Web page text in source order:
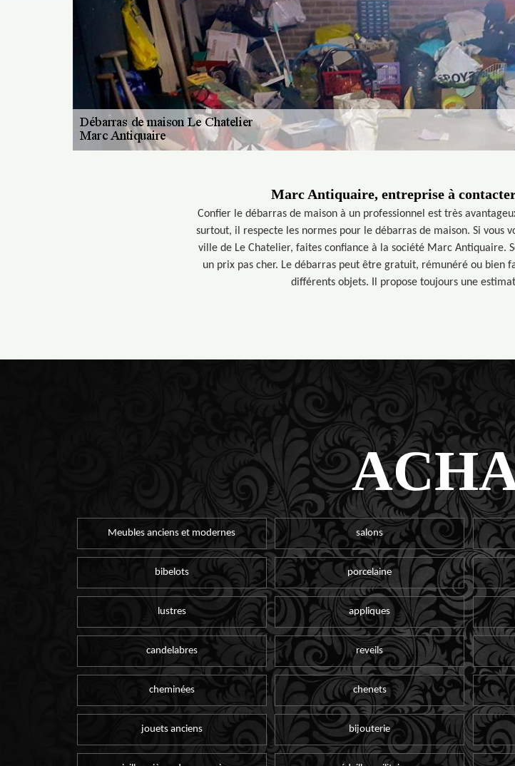
Marc Antiquaire, entreprise à
Confier le débarras de maison à un professionnel est très
surtout, il respecte les normes pour le débarras de maison. Si vous
ville de Le Chatelier, faites confiance à la société Marc Antiquaire.
un prix pas cher. Le débarras peut être gratuit, rémunéré ou bien
différents objets. Il propose toujours une
Meubles anciens et modernes salons
bibelots porcelaine
lustres appliques
candelabres reveils
cheminées chenets
jouets anciens bijouterie